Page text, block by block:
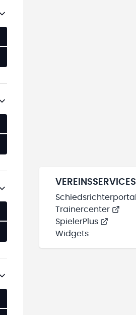
VEREINSSERVICES
Schiedsrichterportal
Trainercenter
SpielerPlus
Widgets